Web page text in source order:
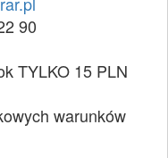
90
TYLKO 15 PLN
warunków